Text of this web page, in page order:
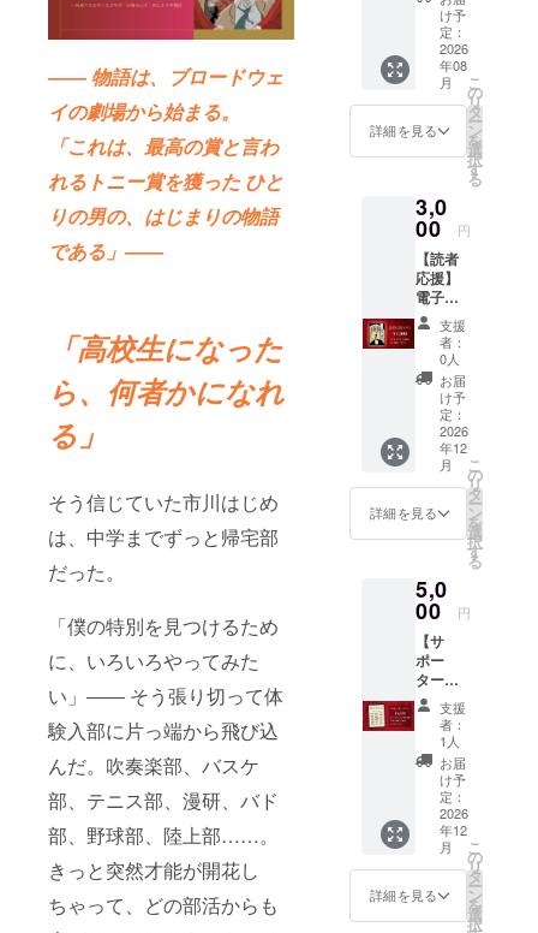
―― 物語は、ブロードウェ
イの劇場から始まる。
「これは、最高の賞と言わ
れるトニー賞を獲った ひと
りの男の、はじまりの物語
である」――
「高校生になった
ら、何者かになれ
る」
そう信じていた市川はじめ
は、中学までずっと帰宅部
だった。
「僕の特別を見つけるため
に、いろいろやってみた
い」―― そう張り切って体
験入部に片っ端から飛び込
んだ。吹奏楽部、バスケ
部、テニス部、漫研、バド
部、野球部、陸上部……。
きっと突然才能が開花し
ちゃって、どの部活からも
ル壁紙
「まず
は気持
ちから
応援し
た
い！」
という
方へ。
ばちょ
からの
感謝を
込めた
お礼
メッ
セージ
をメー
ルでお
届けし
ます。
さら
に、本
プロ
ジェク
ト限定
のデジ
イラス
トを使
用した
スマ
ホ/PC
用）を
ご提
供。 金
額は少
額で
も、支
援の数
がプロ
ジェク
ト達成
を後押
ししま
け予
定：
2026
年08
月
詳細を見る
こ
の
リ
タ
ー
ン
を
選
択
す
る
3,0
00 円
【読者
応援】
電子書
籍の先
行購読
+ お礼
メッ
セージ
作品を
いちば
ん乗り
で読み
たい方
へ。 一
般発売
に先駆
支援者
限定の
Web
ページ
で作品
をお読
みいた
だけま
す。 誰
よりも
早く作
品の世
界に触
れられ
る特別
な体験
です。
支援
者：
0人
お届
け予
定：
2026
年12
月
詳細を見る
こ
の
リ
タ
ー
ン
を
選
択
す
る
5,0
00 円
【サ
ポー
ター】
エンド
クレ
ジット
掲載 +
先行購
読 + お
にあな
たの名
前を刻
みたい
方へ。
支援
者：
1人
お届
け予
定：
2026
年12
月
詳細を見る
こ
の
リ
タ
ー
ン
を
選
択